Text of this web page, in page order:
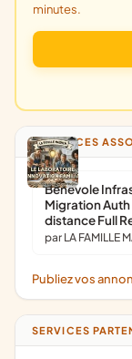
minutes.
ANNONCES
Bénévole
Migration
distance Full
par LA FAMILLE
Publiez vos
SERVICES